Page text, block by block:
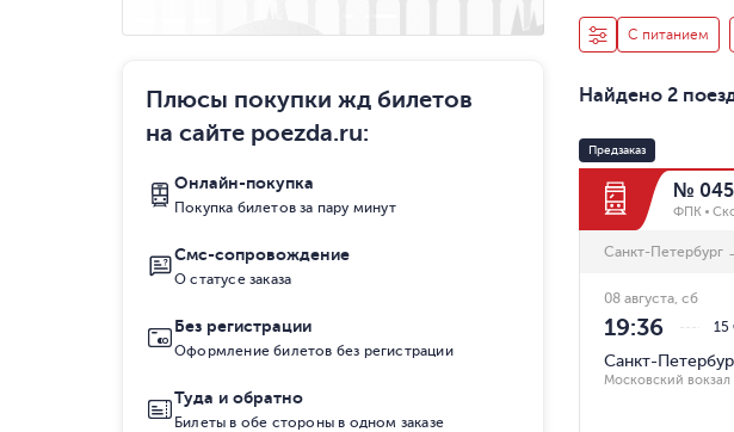
С питанием
Найдено 2
Предзаказ
№
ФПК
Санкт-Петербург
15
08 августа, сб
19:36
Санкт-
Московский вокзал
Плюсы покупки жд билетов
на сайте poezda.ru:
Онлайн-покупка
Покупка билетов за пару минут
Смс-сопровождение
О статусе заказа
Без регистрации
Оформление билетов без регистрации
Туда и обратно
Билеты в обе стороны в одном заказе